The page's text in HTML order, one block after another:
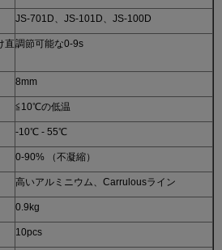
JS-701D、JS-101D、JS-100D
直調節可能な0-9s
8mm
≦10℃の低温
-10℃ - 55℃
0-90% （不凝縮）
高いアルミニウム、Carrulousライン
0.9kg
10pcs